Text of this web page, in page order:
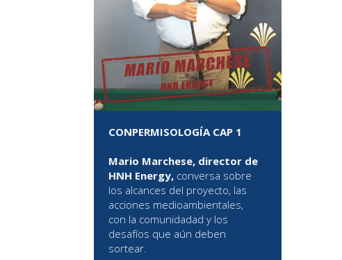
CONPERMISOLOGÍA CAP 1
Mario Marchese, director de
HNH Energy, conversa sobre
los alcances del proyecto, las
acciones medioambientales,
con la comunidadad y los
desafíos que aún deben
sortear.